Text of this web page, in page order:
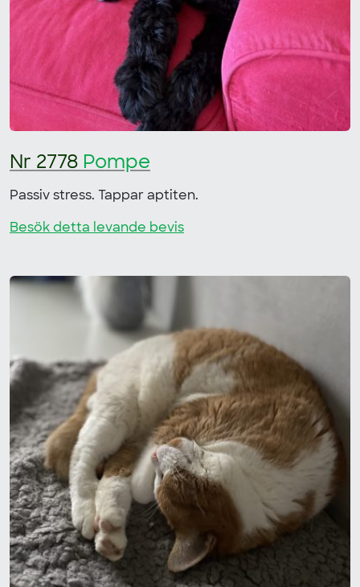
Nr 2778 Pompe
Passiv stress. Tappar aptiten.
Besök detta levande bevis